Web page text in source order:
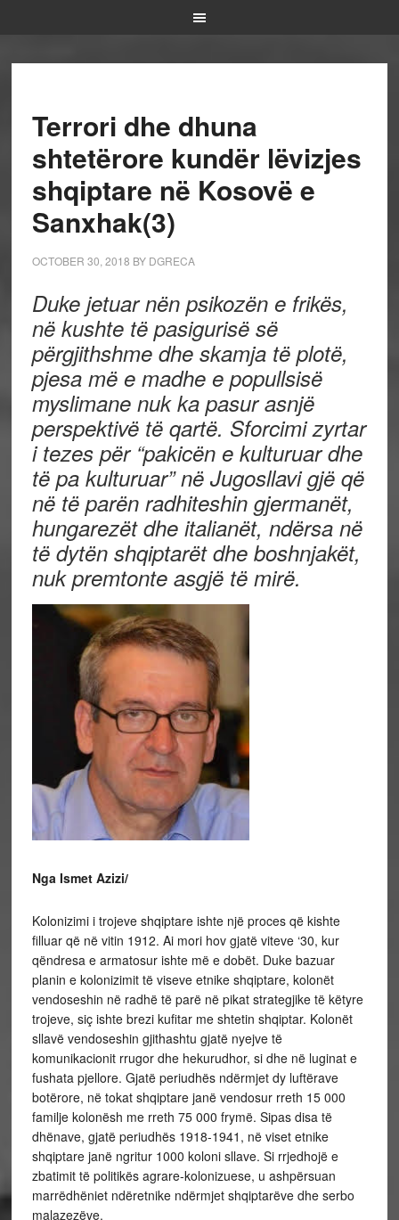
Terrori dhe dhuna
shtetërore kundër lëvizjes
shqiptare në Kosovë e
Sanxhak(3)
OCTOBER 30, 2018 BY DGRECA
Duke jetuar nën psikozën e frikës,
në kushte të pasigurisë së
përgjithshme dhe skamja të plotë,
pjesa më e madhe e popullsisë
myslimane nuk ka pasur asnjë
perspektivë të qartë. Sforcimi zyrtar
i tezes për “pakicën e kulturuar dhe
të pa kulturuar” në Jugosllavi gjë që
në të parën radhiteshin gjermanët,
hungarezët dhe italianët, ndërsa në
të dytën shqiptarët dhe boshnjakët,
nuk premtonte asgjë të mirë.
Nga Ismet Azizi/
Kolonizimi i trojeve shqiptare ishte një proces që kishte
filluar që në vitin 1912. Ai mori hov gjatë viteve ‘30, kur
qëndresa e armatosur ishte më e dobët. Duke bazuar
planin e kolonizimit të viseve etnike shqiptare, kolonët
vendoseshin në radhë të parë në pikat strategjike të këtyre
trojeve, siç ishte brezi kufitar me shtetin shqiptar. Kolonët
sllavë vendoseshin gjithashtu gjatë nyejve të
komunikacionit rrugor dhe hekurudhor, si dhe në luginat e
fushata pjellore. Gjatë periudhës ndërmjet dy luftërave
botërore, në tokat shqiptare janë vendosur rreth 15 000
familje kolonësh me rreth 75 000 frymë. Sipas disa të
dhënave, gjatë periudhës 1918-1941, në viset etnike
shqiptare janë ngritur 1000 koloni sllave. Si rrjedhojë e
zbatimit të politikës agrare-kolonizuese, u ashpërsuan
marrëdhëniet ndëretnike ndërmjet shqiptarëve dhe serbo
malazezëve.